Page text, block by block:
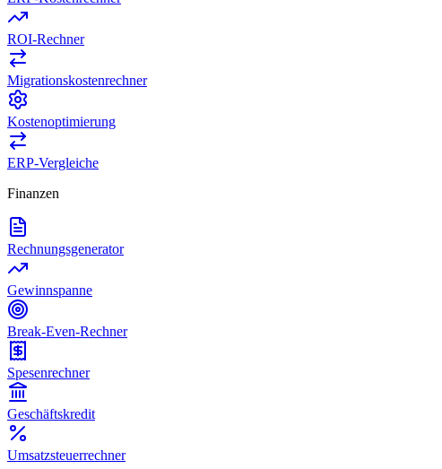
ROI-Rechner
Migrationskostenrechner
Kostenoptimierung
ERP-Vergleiche
Finanzen
Rechnungsgenerator
Gewinnspanne
Break-Even-Rechner
Spesenrechner
Geschäftskredit
Umsatzsteuerrechner